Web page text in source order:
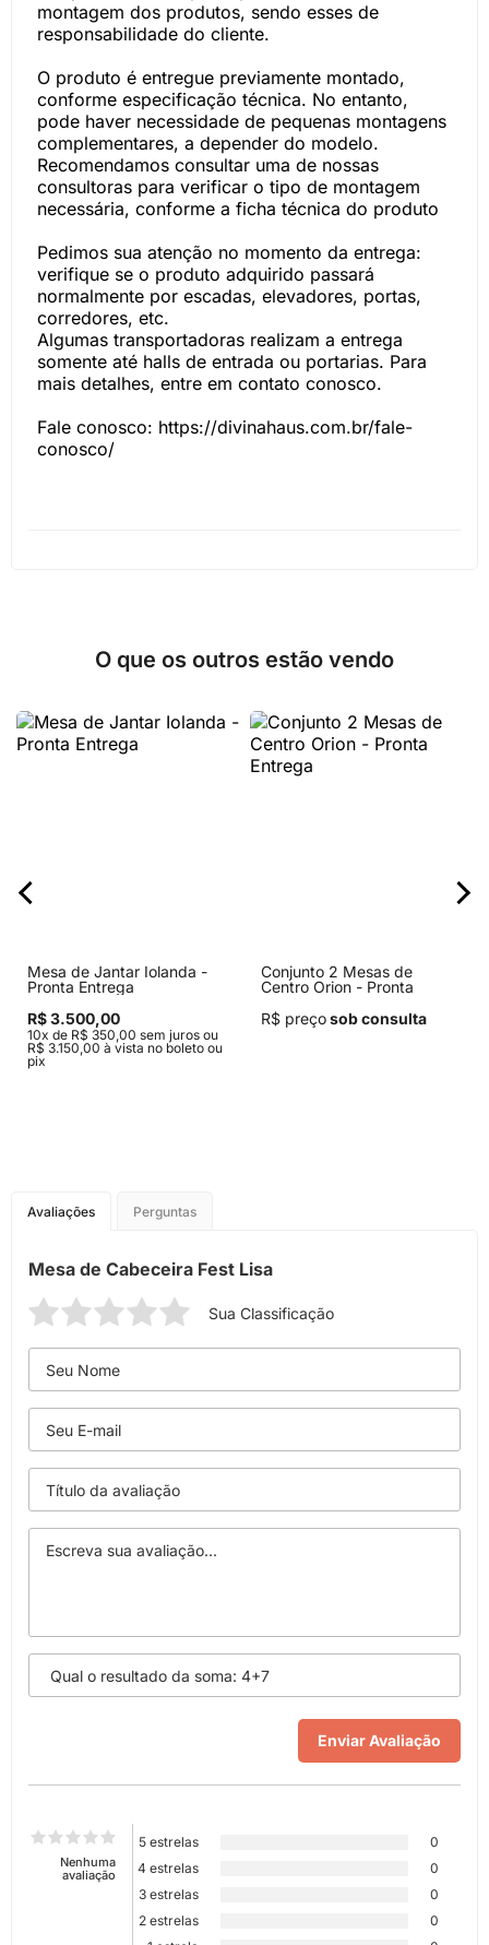
montagem dos produtos, sendo esses de
responsabilidade do cliente.
O produto é entregue previamente montado,
conforme especificação técnica. No entanto,
pode haver necessidade de pequenas montagens
complementares, a depender do modelo.
Recomendamos consultar uma de nossas
consultoras para verificar o tipo de montagem
necessária, conforme a ficha técnica do produto
Pedimos sua atenção no momento da entrega:
verifique se o produto adquirido passará
normalmente por escadas, elevadores, portas,
corredores, etc.
Algumas transportadoras realizam a entrega
somente até halls de entrada ou portarias. Para
mais detalhes, entre em contato conosco.
Fale conosco: https://divinahaus.com.br/fale-
conosco/
O que os outros estão vendo
Mesa de Jantar Iolanda -
Pronta Entrega
R$ 3.500,00
10x de R$ 350,00 sem juros ou
R$ 3.150,00 à vista no boleto ou
pix
Conjunto 2 Mesas de
Centro Orion - Pronta
R$ preçosob consulta
Avaliações Perguntas
Mesa de Cabeceira Fest Lisa
Sua Classificação
Nenhuma
avaliação
5 estrelas
0
4 estrelas
0
3 estrelas
0
2 estrelas
0